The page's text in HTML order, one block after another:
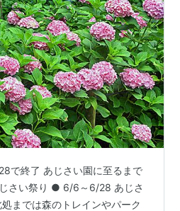
で終了 あじさい園に至るまで
さい祭り ● 6/6～6/28 あじさ
までは森のトレインやパーク